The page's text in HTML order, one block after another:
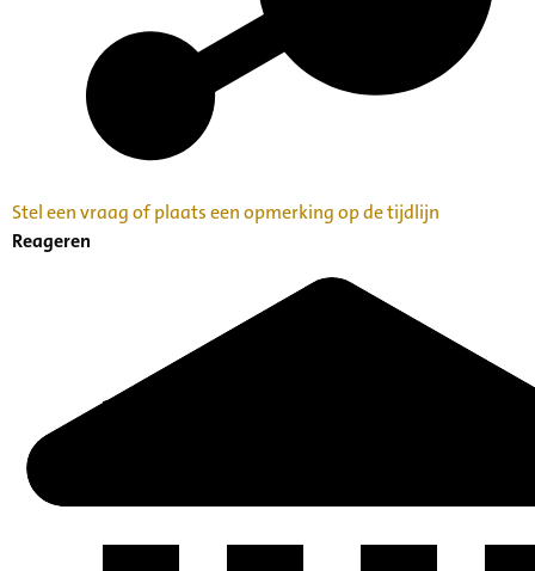
Stel een vraag of plaats een opmerking op de tijdlijn
Reageren